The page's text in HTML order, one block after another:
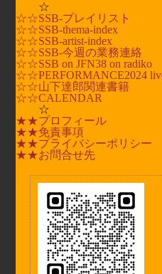
☆
☆☆SSB-プレイリスト
☆☆SSB-thema-index
☆☆SSB-artist-index
☆☆SSB-今週の業務連絡
☆☆SSB on JFN38 on radiko
☆☆PERFORMANCE2024
☆☆山下達郎関連書籍
☆☆CALENDAR
☆
★★プロフィール
★★免責事項
★★プライバシーポリシー
★★お問合せ先